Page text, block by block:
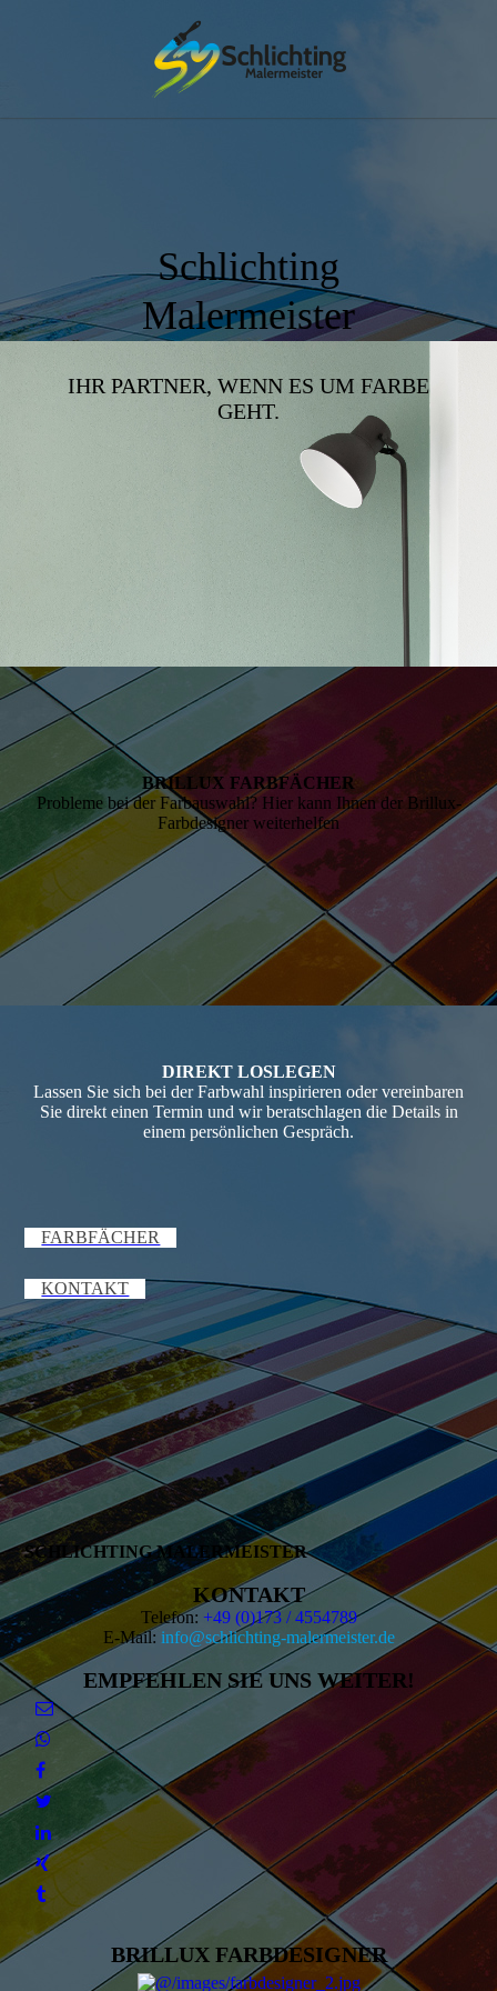
Schlichting
Malermeister
IHR PARTNER, WENN ES UM FARBE
GEHT.
BRILLUX FARB­FÄCHER
Probleme bei der Farbauswahl? Hier kann Ihnen der Brillux-
Farbdesigner weiterhelfen
DIREKT LOSLEGEN
Lassen Sie sich bei der Farbwahl inspirieren oder vereinbaren
Sie direkt einen Termin und wir beratschlagen die Details in
einem persönlichen Gespräch.
FARBFÄCHER
KONTAKT
SCHLICHTING MALERMEISTER
KONTAKT
Telefon: +49 (0)173 / 4554789
E-Mail: info@schlichting-malermeister.de
EMPFEHLEN SIE UNS WEITER!
BRILLUX FARBDESIGNER